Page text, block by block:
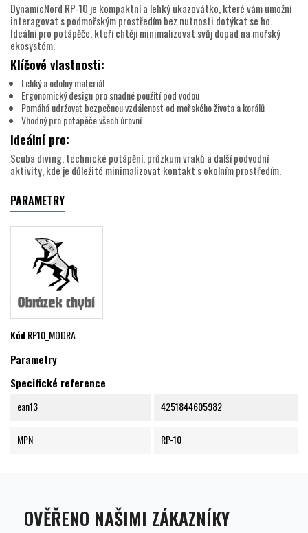
DynamicNord RP-10 je kompaktní a lehký ukazovátko, které vám umožní
interagovat s podmořským prostředím bez nutnosti dotýkat se ho.
Ideální pro potápěče, kteří chtějí minimalizovat svůj dopad na mořský
ekosystém.
Klíčové vlastnosti:
Lehký a odolný materiál
Ergonomický design pro snadné použití pod vodou
Pomáhá udržovat bezpečnou vzdálenost od mořského života a korálů
Vhodný pro potápěče všech úrovní
Ideální pro:
Scuba diving, technické potápění, průzkum vraků a další podvodní
aktivity, kde je důležité minimalizovat kontakt s okolním prostředím.
PARAMETRY
KódRP10_MODRA
Parametry
Specifické reference
ean13 4251844605982
MPN RP-10
OVĚŘENO NAŠIMI ZÁKAZNÍKY